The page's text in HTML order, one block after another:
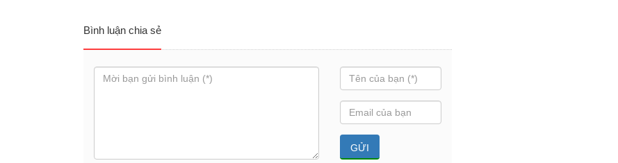
Bình luận chia sẻ